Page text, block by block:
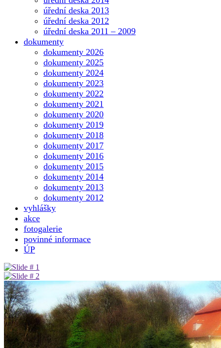
úřední deska 2013
úřední deska 2012
úřední deska 2011 – 2009
dokumenty
dokumenty 2026
dokumenty 2025
dokumenty 2024
dokumenty 2023
dokumenty 2022
dokumenty 2021
dokumenty 2020
dokumenty 2019
dokumenty 2018
dokumenty 2017
dokumenty 2016
dokumenty 2015
dokumenty 2014
dokumenty 2013
dokumenty 2012
vyhlášky
akce
fotogalerie
povinné informace
ÚP